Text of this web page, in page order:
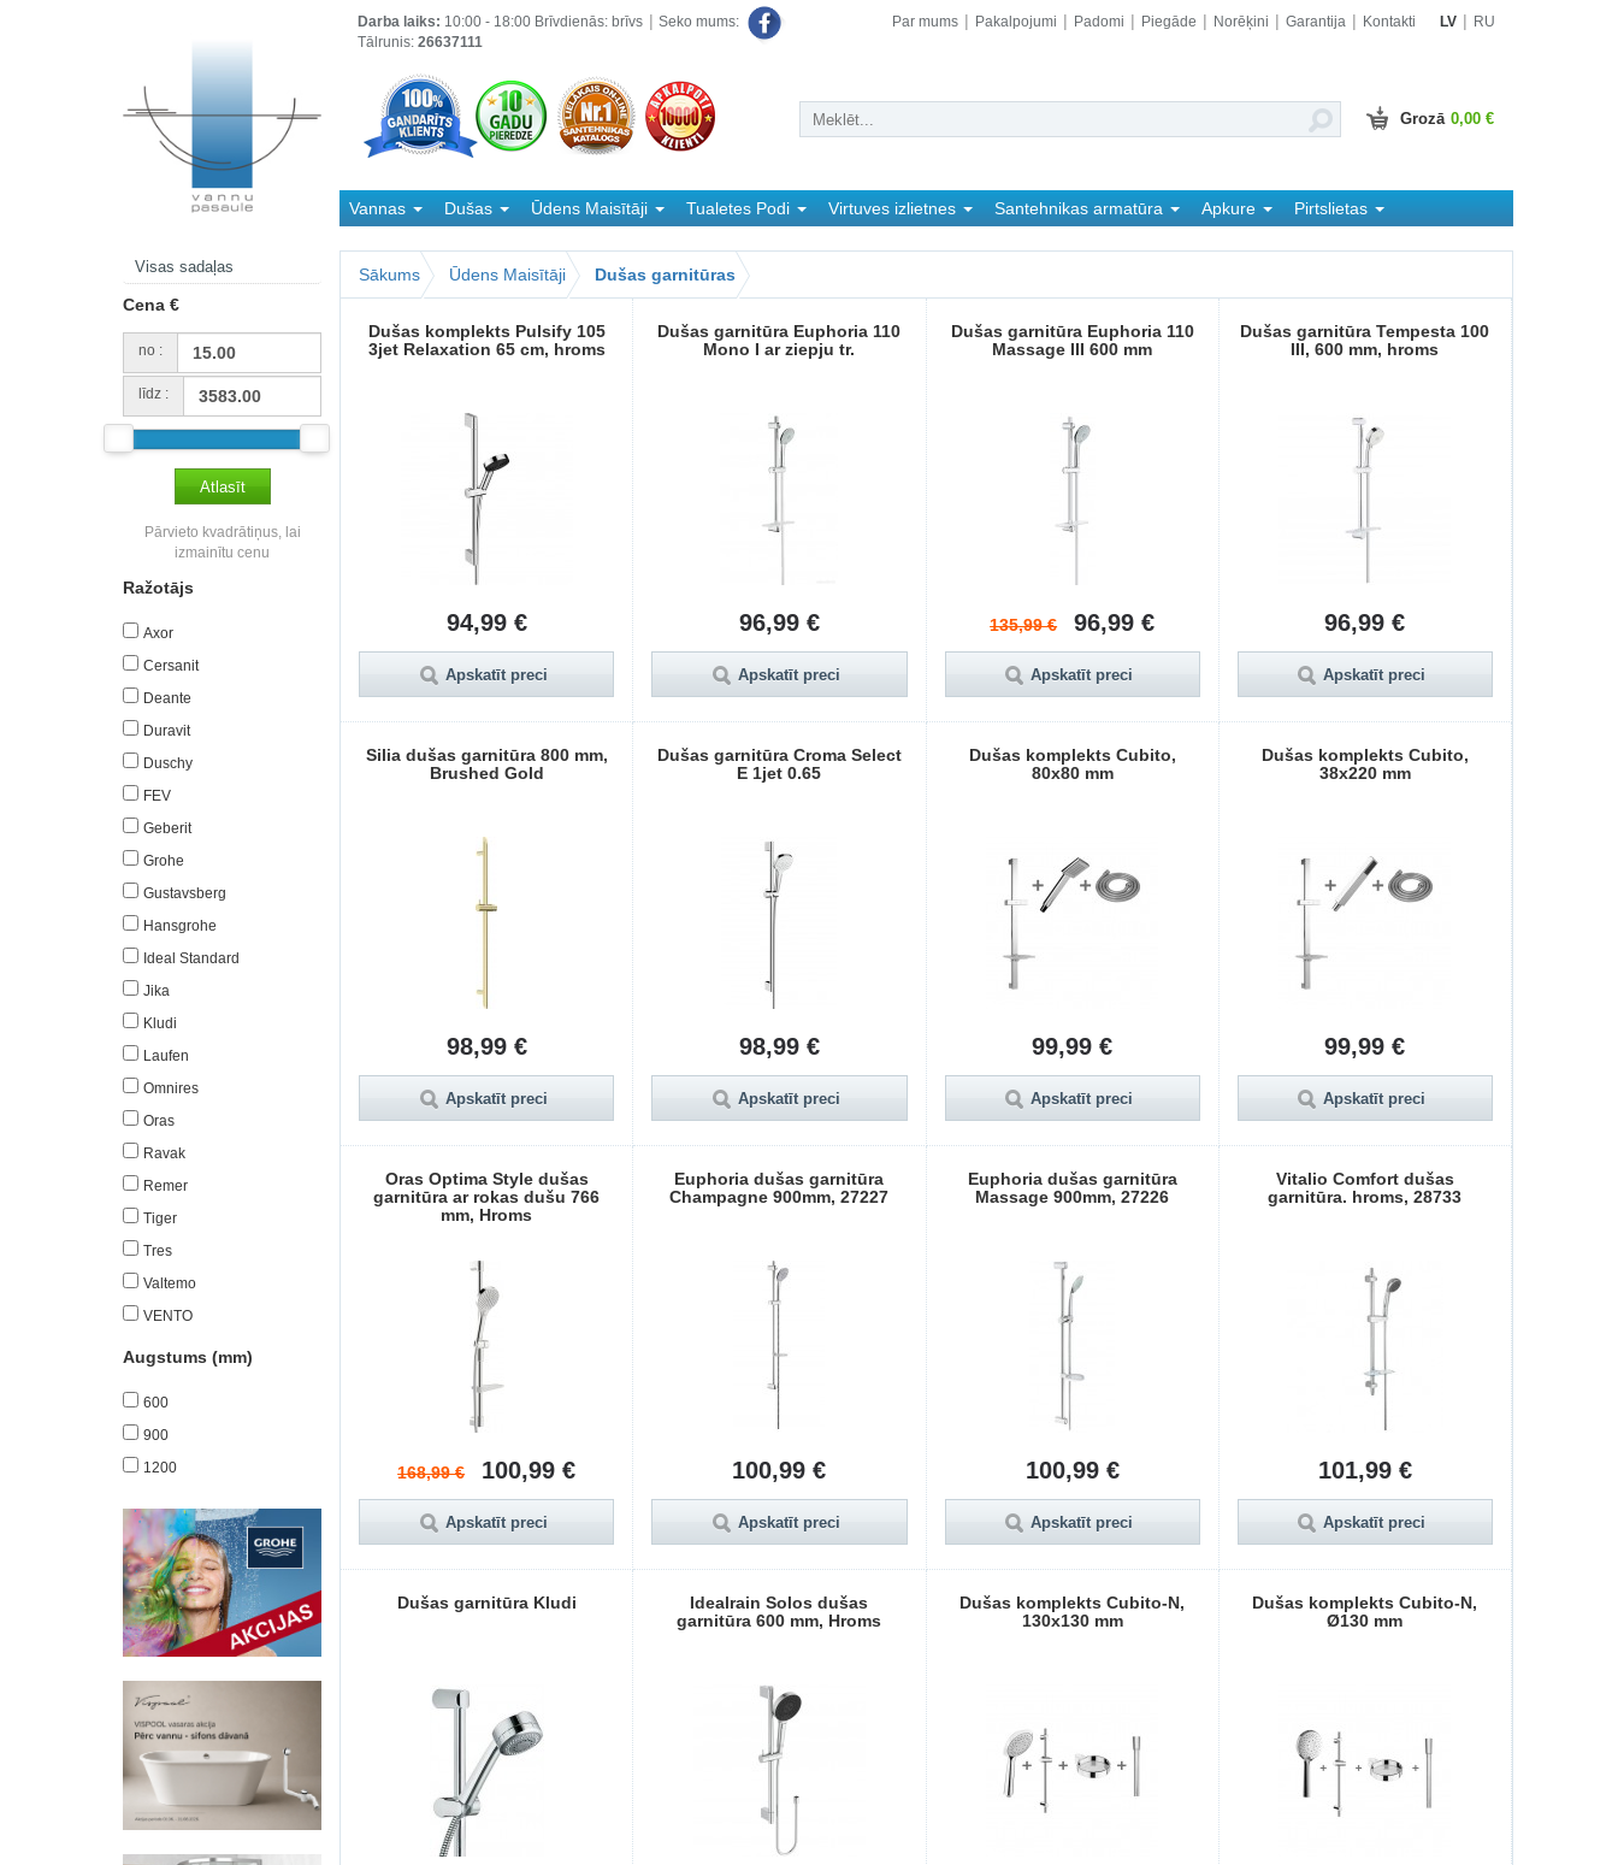
Visas sadaļas
Cena €
no :
līdz :
Pārvieto kvadrātiņus, lai
izmainītu cenu
Ražotājs
Axor
Cersanit
Deante
Duravit
Duschy
FEV
Geberit
Grohe
Gustavsberg
Hansgrohe
Ideal Standard
Jika
Kludi
Laufen
Omnires
Oras
Ravak
Remer
Tiger
Tres
Valtemo
VENTO
Augstums (mm)
600
900
1200
Darba laiks: 10:00 - 18:00 Brīvdienās: brīvs
Tālrunis: 26637111
Seko mums: Par mums Pakalpojumi Padomi Piegāde Norēķini Garantija Kontakti LV RU
Grozā 0,00 €
Vannas Dušas Ūdens Maisītāji Tualetes Podi Virtuves izlietnes Santehnikas armatūra Apkure
Pirtslietas
Sākums
Ūdens Maisītāji Dušas garnitūras
Dušas komplekts Pulsify 105
3jet Relaxation 65 cm, hroms
94,99 €
Apskatīt preci
Dušas garnitūra Euphoria 110
Mono I ar ziepju tr.
96,99 €
Apskatīt preci
Dušas garnitūra Euphoria 110
Massage III 600 mm
135,99 € 96,99 €
Apskatīt preci
Dušas garnitūra Tempesta 100
III, 600 mm, hroms
96,99 €
Apskatīt preci
Silia dušas garnitūra 800 mm,
Brushed Gold
98,99 €
Apskatīt preci
Dušas garnitūra Croma Select
E 1jet 0.65
98,99 €
Apskatīt preci
Dušas komplekts Cubito,
80x80 mm
99,99 €
Apskatīt preci
Dušas komplekts Cubito,
38x220 mm
99,99 €
Apskatīt preci
Oras Optima Style dušas
garnitūra ar rokas dušu 766
mm, Hroms
168,99 € 100,99 €
Apskatīt preci
Euphoria dušas garnitūra
Champagne 900mm, 27227
100,99 €
Apskatīt preci
Euphoria dušas garnitūra
Massage 900mm, 27226
100,99 €
Apskatīt preci
Vitalio Comfort dušas
garnitūra. hroms, 28733
101,99 €
Apskatīt preci
Dušas garnitūra Kludi
Idealrain Solos dušas
garnitūra 600 mm, Hroms
Dušas komplekts Cubito-N,
130x130 mm
Dušas komplekts Cubito-N,
Ø130 mm